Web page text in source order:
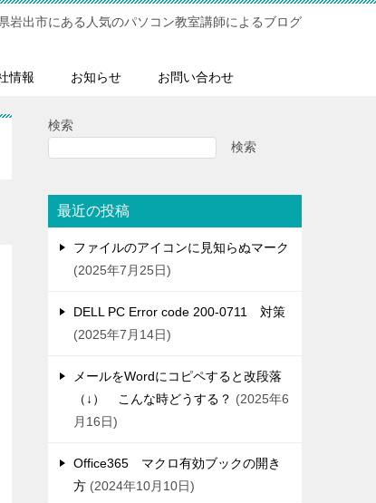
岩出市にある人気のパソコン教室講師によるブログ
情報 お知らせ お問い合わせ
検索
検索
最近の投稿
ファイルのアイコンに見知らぬマーク
2025年7月25日
DELL PC Error code 200-0711 対策
2025年7月14日
メールをWordにコピペすると改段落
（↓） こんな時どうする？
2025年6
月16日
Office365 マクロ有効ブックの開き
方
2024年10月10日